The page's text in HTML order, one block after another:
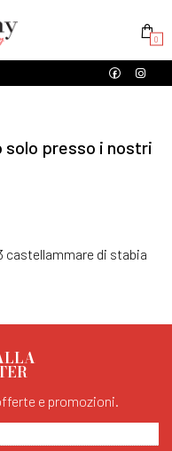
0
presso i nostri
castellammare di stabia
e promozioni.